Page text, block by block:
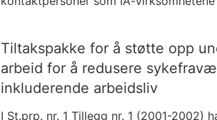
Tiltakspakke for å støtte opp
arbeid for å redusere
inkluderende arbeidsliv
I St.prp. nr. 1 Tillegg nr. 1 (2001-2002)